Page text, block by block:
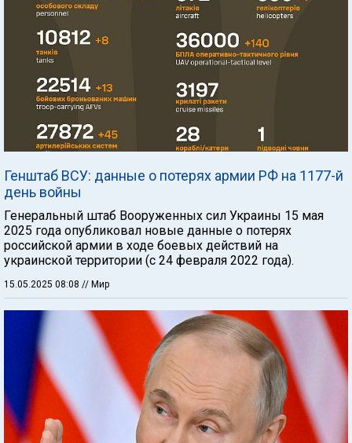
Генштаб ВСУ: данные о потерях армии РФ на 1177-й
день войны
Генеральный штаб Вооруженных сил Украины 15 мая
2025 года опубликовал новые данные о потерях
российской армии в ходе боевых действий на
украинской территории (с 24 февраля 2022 года).
15.05.2025 08:08 // Мир